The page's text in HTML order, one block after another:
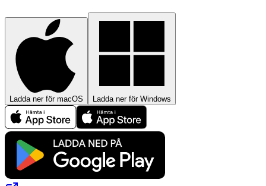
Ladda ner för macOS Ladda ner för Windows